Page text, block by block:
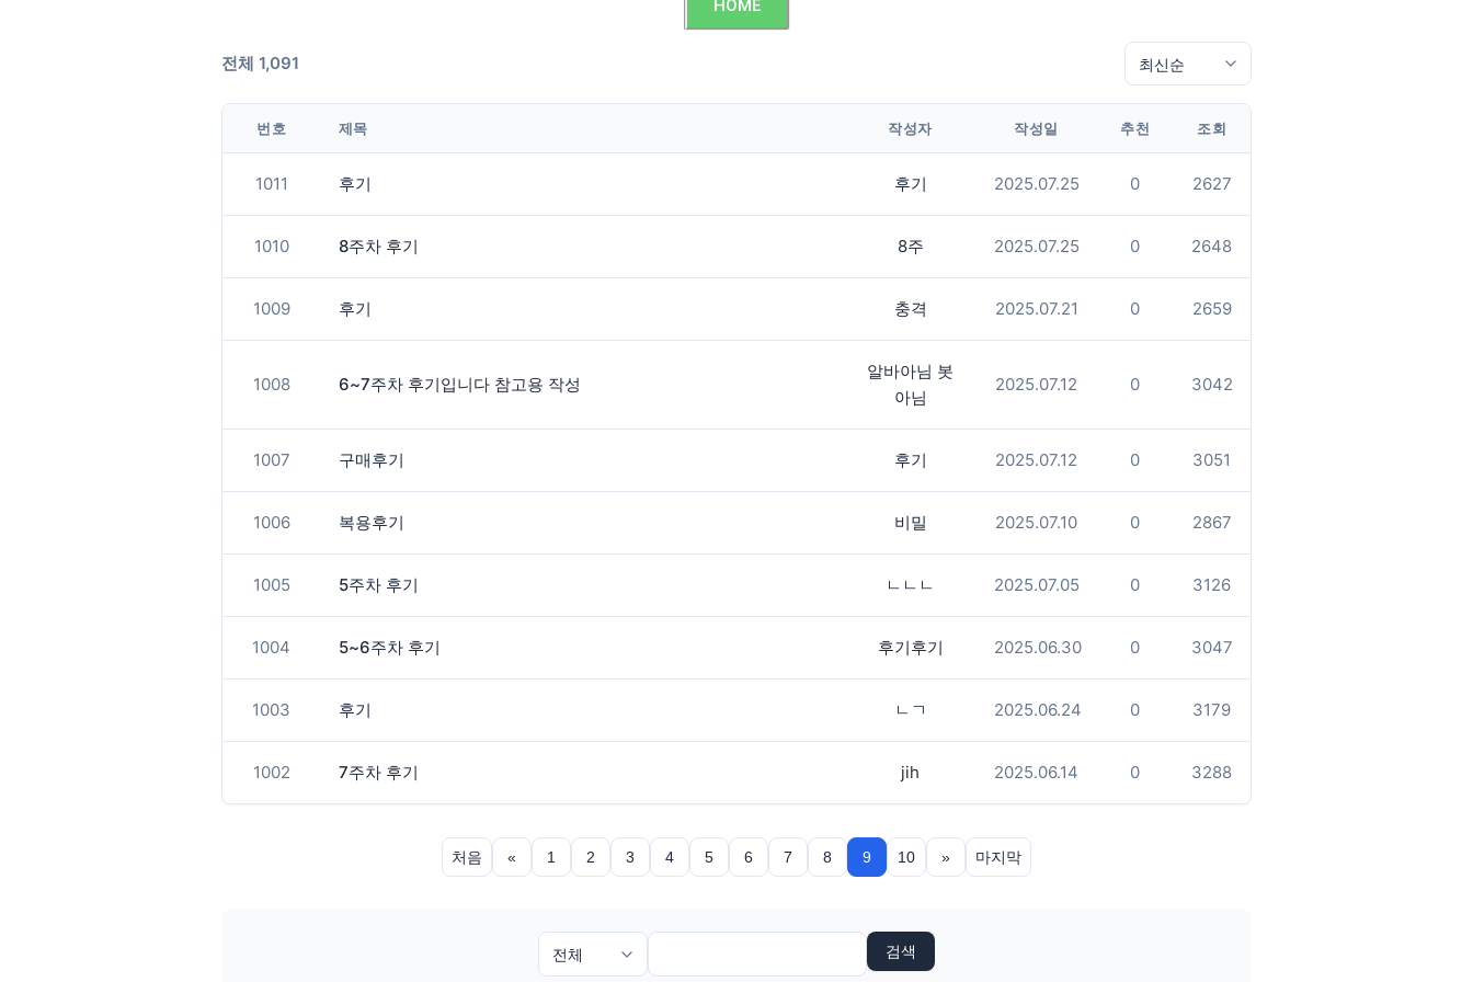
HOME
전체 1,091
번호 제목 작성자 작성일 추천 조회
1011 후기 후기 2025.07.25 0 2627
1010 8주차 후기 8주 2025.07.25 0 2648
1009 후기 충격 2025.07.21 0 2659
1008 6~7주차 후기입니다 참고용 작성
알바아님 봇
아님
2025.07.12 0 3042
1007 구매후기 후기 2025.07.12 0 3051
1006 복용후기 비밀 2025.07.10 0 2867
1005 5주차 후기 ㄴㄴㄴ 2025.07.05 0 3126
1004 5~6주차 후기 후기후기 2025.06.30 0 3047
1003 후기 ㄴㄱ 2025.06.24 0 3179
1002 7주차 후기 jih 2025.06.14 0 3288
처음 « 1 2 3 4 5 6 7 8 9 10 » 마지막
검색